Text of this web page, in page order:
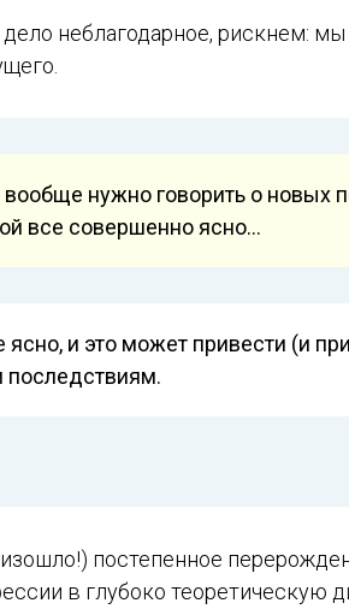
неблагодарное, рискнем:
вообще нужно говорить о новых
все совершенно ясно…
ясно, и это может привести (и
последствиям.
постепенное
в глубоко теоретическую